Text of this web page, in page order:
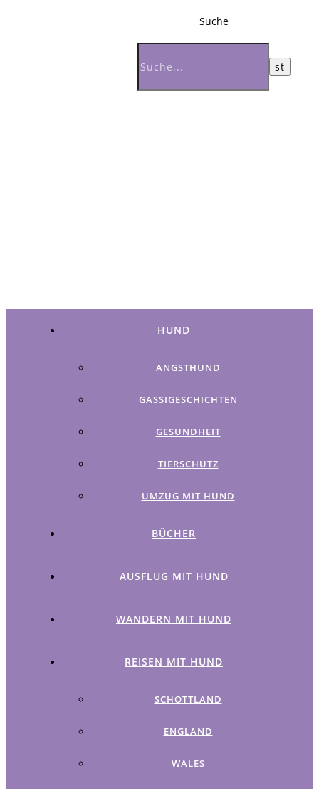
Suche
HUND
ANGSTHUND
GASSIGESCHICHTEN
GESUNDHEIT
TIERSCHUTZ
UMZUG MIT HUND
BÜCHER
AUSFLUG MIT HUND
WANDERN MIT HUND
REISEN MIT HUND
SCHOTTLAND
ENGLAND
WALES